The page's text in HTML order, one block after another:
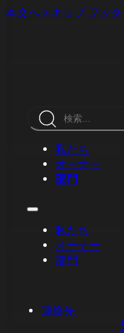
本文へスキップ フッ
索
私たち
オーナー
部門
私たち
オーナー
部門
連絡先